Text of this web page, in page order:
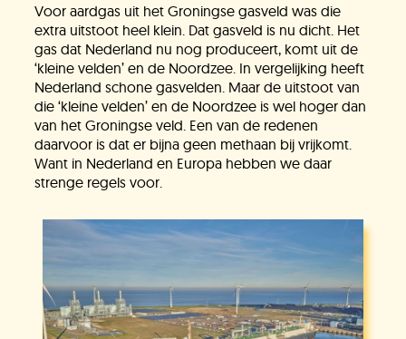
Voor aardgas uit het Groningse gasveld was die
extra uitstoot heel klein. Dat gasveld is nu dicht. Het
gas dat Nederland nu nog produceert, komt uit de
‘kleine velden’ en de Noordzee. In vergelijking heeft
Nederland schone gasvelden. Maar de uitstoot van
die ‘kleine velden’ en de Noordzee is wel hoger dan
van het Groningse veld. Een van de redenen
daarvoor is dat er bijna geen methaan bij vrijkomt.
Want in Nederland en Europa hebben we daar
strenge regels voor.
Jullie vragen
Onze experts